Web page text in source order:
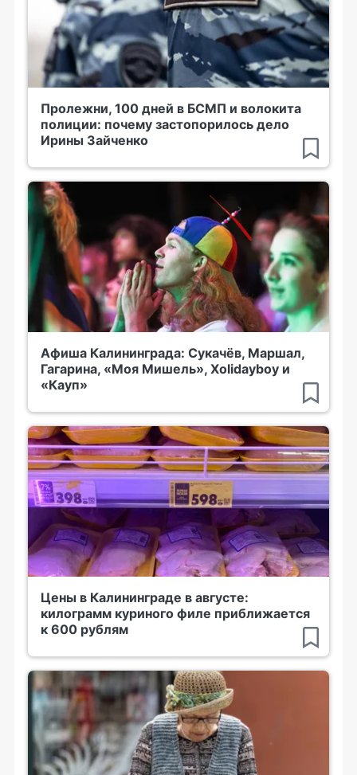
Пролежни, 100 дней в БСМП и волокита
полиции: почему застопорилось дело
Ирины Зайченко
Афиша Калининграда: Сукачёв, Маршал,
Гагарина, «Моя Мишель», Xolidayboy и
«Кауп»
Цены в Калининграде в августе:
килограмм куриного филе приближается
к 600 рублям